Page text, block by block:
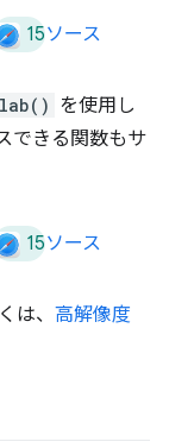
15ソース
を使用し
できる関数もサ
15ソース
は、 高解像度